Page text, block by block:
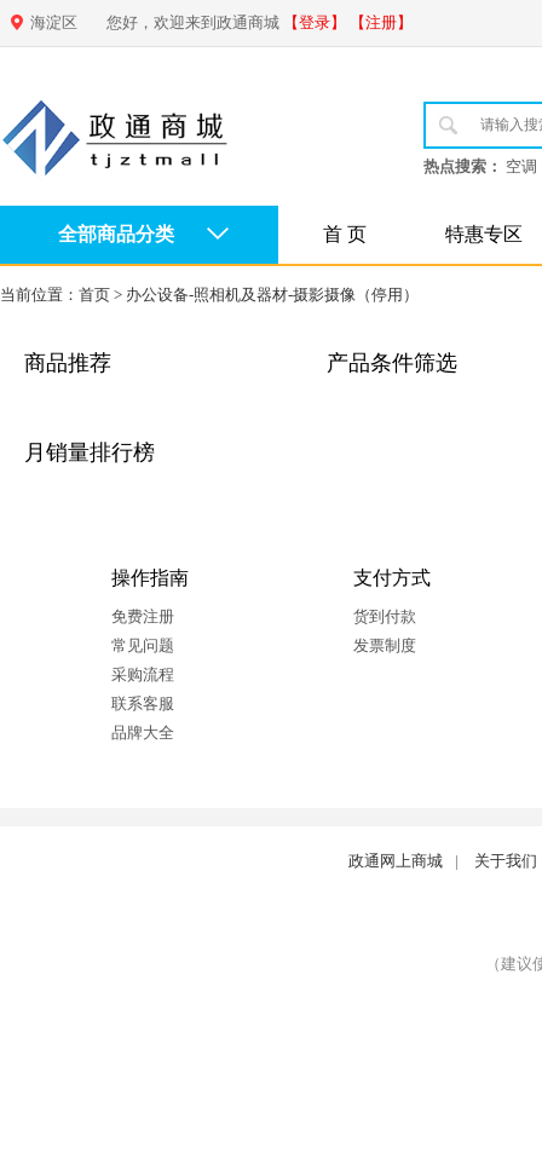
海淀区 您好，欢迎来到政通商城 【登录】 【注册】
热点搜索： 空调
全部商品分类 首 页 特惠专区
当前位置： 首页 > 办公设备-照相机及器材-摄影摄像（停用）
商品推荐
月销量排行榜
产品条件筛选
操作指南
免费注册
常见问题
采购流程
联系客服
品牌大全
支付方式
货到付款
发票制度
政通网上商城 | 关于我们
（建